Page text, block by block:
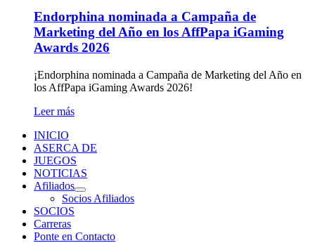
Endorphina nominada a Campaña de
Marketing del Año en los AffPapa iGaming
Awards 2026
¡Endorphina nominada a Campaña de Marketing del Año en
los AffPapa iGaming Awards 2026!
Leer más
INICIO
ASERCA DE
JUEGOS
NOTICIAS
Afiliados
Socios Afiliados
SOCIOS
Carreras
Ponte en Contacto